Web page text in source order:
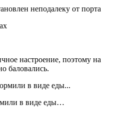
неподалеку от порта
настроение, поэтому на
баловались.
в виде еды…